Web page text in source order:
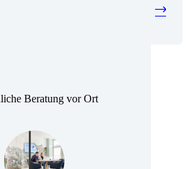
Beratung vor Ort